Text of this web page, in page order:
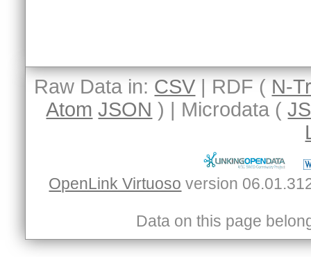
Raw Data in: CSV | RDF ( N-
Atom JSON ) | Microdata (
OpenLink Virtuoso
Data on this page